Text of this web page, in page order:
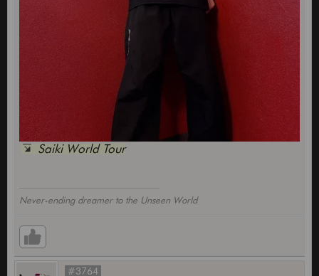
Saiki World Tour
Never-ending dreamer to the Unseen World
#3764